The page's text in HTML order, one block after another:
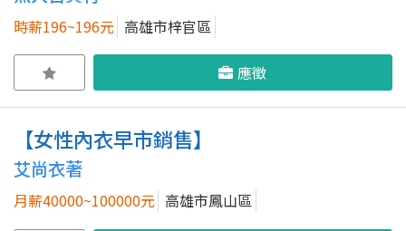
時薪196~196元 高雄市梓官區
應徵
【女性內衣早市銷售】
艾尚衣著
月薪40000~100000元 高雄市鳳山區